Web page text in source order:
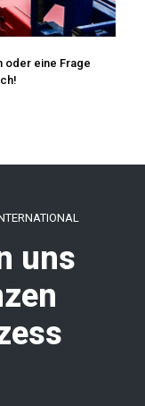
oder eine Frage
uns